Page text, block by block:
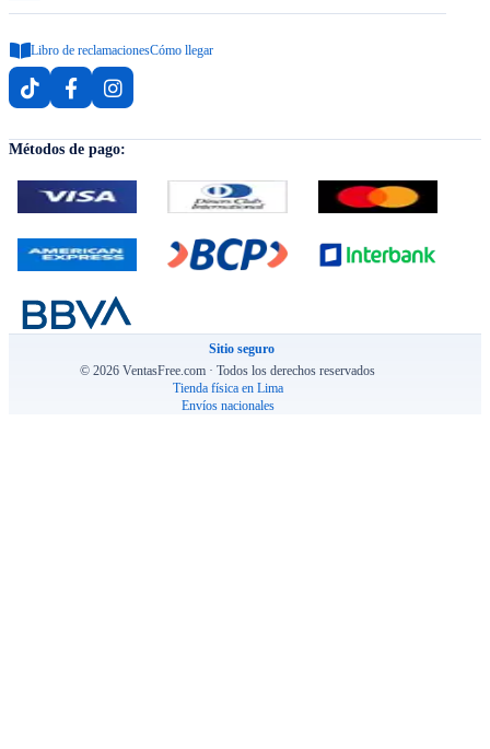
Libro de reclamacionesCómo llegar
Métodos de pago:
Sitio seguro
© 2026 VentasFree.com · Todos los derechos reservados
Tienda física en Lima
Envíos nacionales